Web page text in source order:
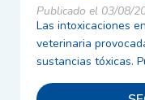
Publicado el 03/08/
Las intoxicaciones
veterinaria
sustancias tóxicas.